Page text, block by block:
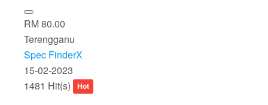
RM 80.00
Terengganu
Spec FinderX
15-02-2023
1481 Hit(s)
Hot